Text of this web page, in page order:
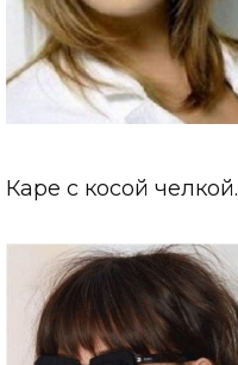
Каре с косой челкой.